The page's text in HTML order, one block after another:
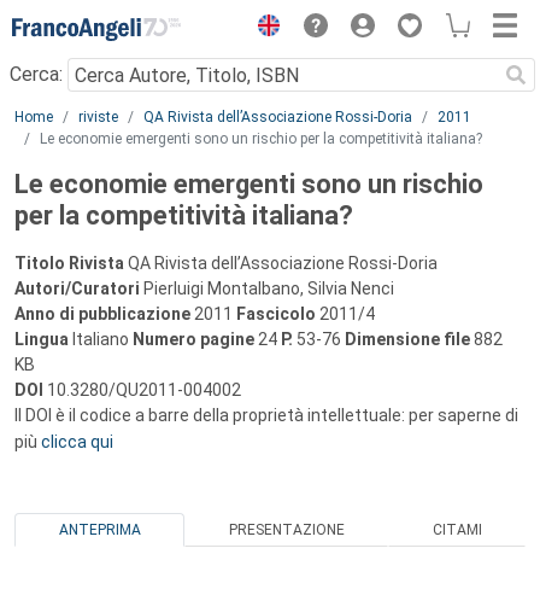
Menu
Cerca:
Main content
Home riviste QA Rivista dell’Associazione Rossi-Doria
2011
Le economie emergenti sono un rischio per la competitività italiana?
Le economie emergenti sono un rischio
per la competitività italiana?
Titolo Rivista QA Rivista dell’Associazione Rossi-Doria
Autori/Curatori Pierluigi Montalbano, Silvia Nenci
Anno di pubblicazione 2011 Fascicolo 2011/4
Lingua Italiano Numero pagine 24 P. 53-76 Dimensione file882
KB
DOI 10.3280/QU2011-004002
Il DOI è il codice a barre della proprietà intellettuale: per saperne di
più clicca qui
ANTEPRIMA PRESENTAZIONE CITAMI